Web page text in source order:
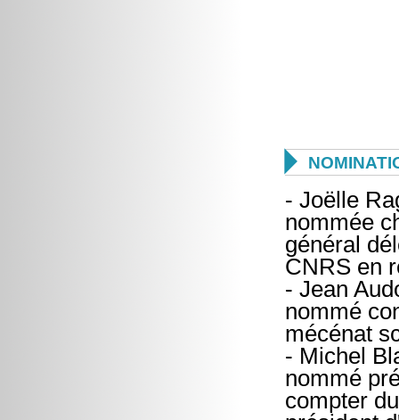

- Joëlle
nommée
général
CNRS en
- Jean
nommé
mécénat
- Michel
nommé
compter